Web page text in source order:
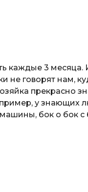
каждые 3
не говорят нам,
прекрасно
у знающих
бок о бок с